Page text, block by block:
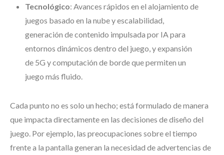
Tecnológico: Avances rápidos en el alojamiento de
juegos basado en la nube y escalabilidad,
generación de contenido impulsada por IA para
entornos dinámicos dentro del juego, y expansión
de 5G y computación de borde que permiten un
juego más fluido.
Cada punto no es solo un hecho; está formulado de manera
que impacta directamente en las decisiones de diseño del
juego. Por ejemplo, las preocupaciones sobre el tiempo
frente a la pantalla generan la necesidad de advertencias de